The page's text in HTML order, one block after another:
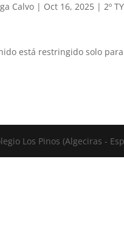
Calvo | Oct 16, 2025 |2º
está restringido solo
Los Pinos (Algeciras -